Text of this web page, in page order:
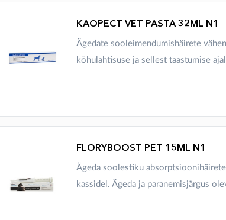
KAOPECT VET PASTA 32ML N1
Ägedate sooleimendumishäirete
kõhulahtisuse ja sellest taastumise
FLORYBOOST PET 15ML N1
Ägeda soolestiku
kassidel. Ägeda ja paranemisjärgus